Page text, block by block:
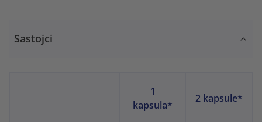
Sastojci
1
kapsula*
2 kapsule*